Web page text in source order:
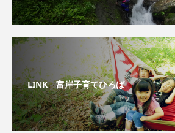
LINK 富岸子育てひろば